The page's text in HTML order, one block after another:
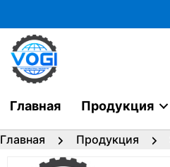
к
содержимому
Главная Продукция
Главная Продукция